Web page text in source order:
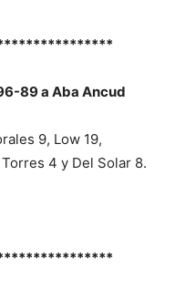
89 a Aba Ancud
9, Low 19,
4 y Del Solar 8.